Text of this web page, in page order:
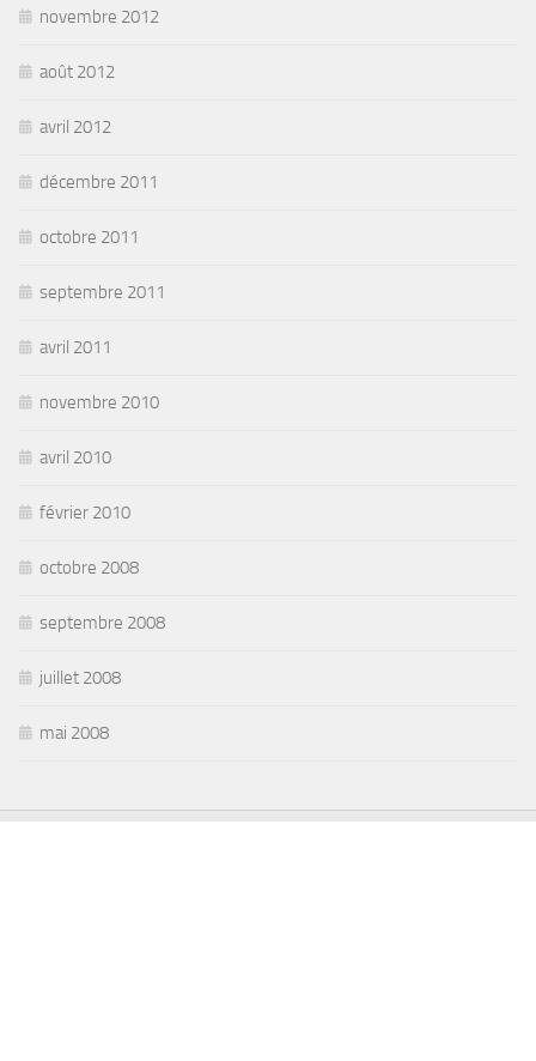
novembre 2012
août 2012
avril 2012
décembre 2011
octobre 2011
septembre 2011
avril 2011
novembre 2010
avril 2010
février 2010
octobre 2008
septembre 2008
juillet 2008
mai 2008